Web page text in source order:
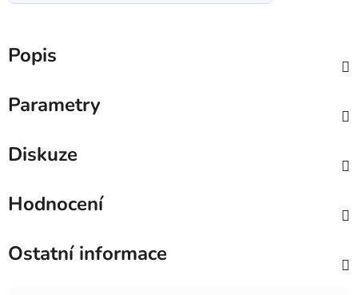
Popis
Parametry
Diskuze
Hodnocení
Ostatní informace